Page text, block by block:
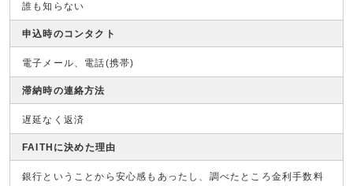
誰も知らない
申込時のコンタクト
電子メール、電話(携帯)
滞納時の連絡方法
遅延なく返済
FAITHに決めた理由
銀行ということから安心感もあったし、調べたところ金利手数料